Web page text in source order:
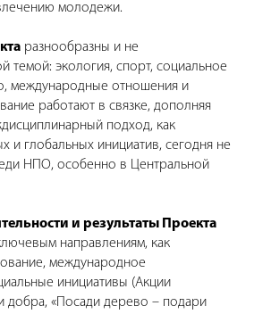
молодежи.
разнообразны и не
темой: экология, спорт, социальное
международные отношения и
работают в связке, дополняя
подход, как
и глобальных инициатив, сегодня не
НПО, особенно в Центральной
и результаты Проекта
направлениям, как
международное
инициативы (Акции
добра, «Посади дерево – подари